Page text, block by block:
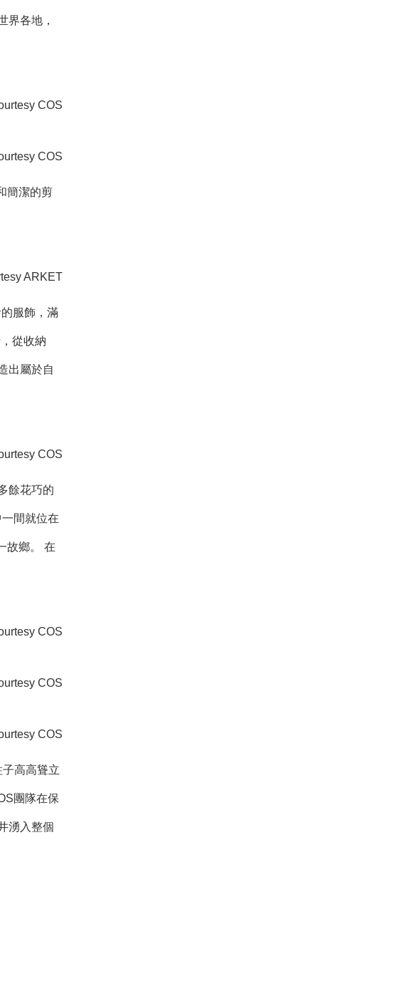
界各地，
COS
COS
簡潔的剪
ARKET
服飾，滿
從收納
出屬於自
COS
餘花巧的
間就位在
故鄉。 在
COS
COS
COS
高高聳立
團隊在保
湧入整個